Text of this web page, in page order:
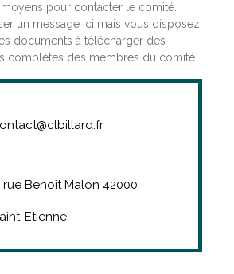
moyens pour contacter le comité.
un message ici mais vous disposez
documents à télécharger des
complètes des membres du comité.
rue Benoit Malon 42000
Etienne